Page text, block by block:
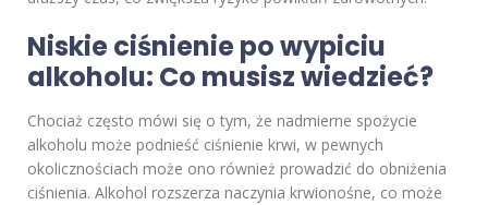
Niskie ciśnienie po wypiciu
alkoholu: Co musisz wiedzieć?
Chociaż często mówi się o tym, że nadmierne spożycie
alkoholu może podnieść ciśnienie krwi, w pewnych
okolicznościach może ono również prowadzić do obniżenia
ciśnienia. Alkohol rozszerza naczynia krwionośne, co może